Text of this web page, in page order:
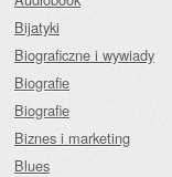
Bijatyki
Biograficzne i wywiady
Biografie
Biografie
Biznes i marketing
Blues